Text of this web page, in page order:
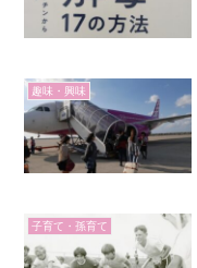
趣味・興味
子育て・孫育て